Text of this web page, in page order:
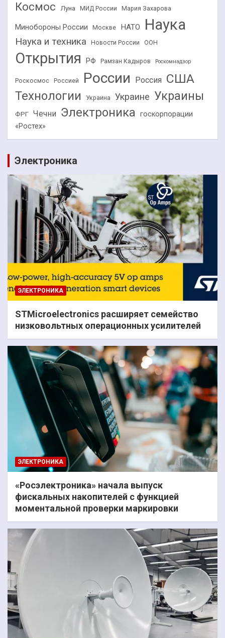
Космос Луна МИД России Мария Захарова
Минобороны России Москве НАТО Наука
Наука и техника Новости России ООН
Открытия РФ Рамзан Кадыров Роскомнадзор
Роскосмос Россией России Россия США
Технологии Украина Украине Украины
ФРГ Чечни Электроника госкорпорации
«Ростех»
Электроника
ЭЛЕКТРОНИКА
STMicroelectronics расширяет семейство
низковольтных операционных усилителей
ЭЛЕКТРОНИКА
«Росэлектроника» начала выпуск
фискальных накопителей с функцией
моментальной проверки маркировки